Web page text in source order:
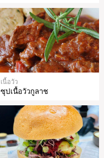
เนื้อวัว
ซุปเนื้อวัวกูลาช